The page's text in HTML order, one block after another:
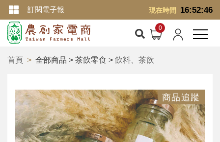
現在時間 16:52:47
訂閱電子報
首頁 全部商品 > 茶飲零食 > 飲料、茶飲
商品追蹤